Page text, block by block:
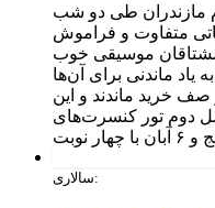
مازندران طی دو شب
متفاوت و فراموش
مشتاقان موسیقی خوب
یاد ماندنی برای آن‌ها
خرید ماندند و این
دوم تور کنسرت‌های
سالاری: